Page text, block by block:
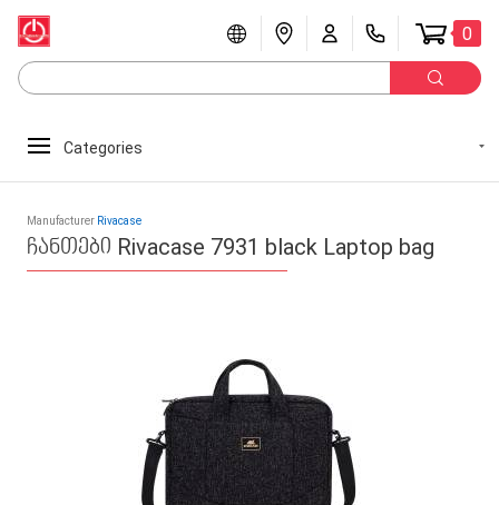
0
Categories
Manufacturer Rivacase
ჩანთები Rivacase 7931 black Laptop bag